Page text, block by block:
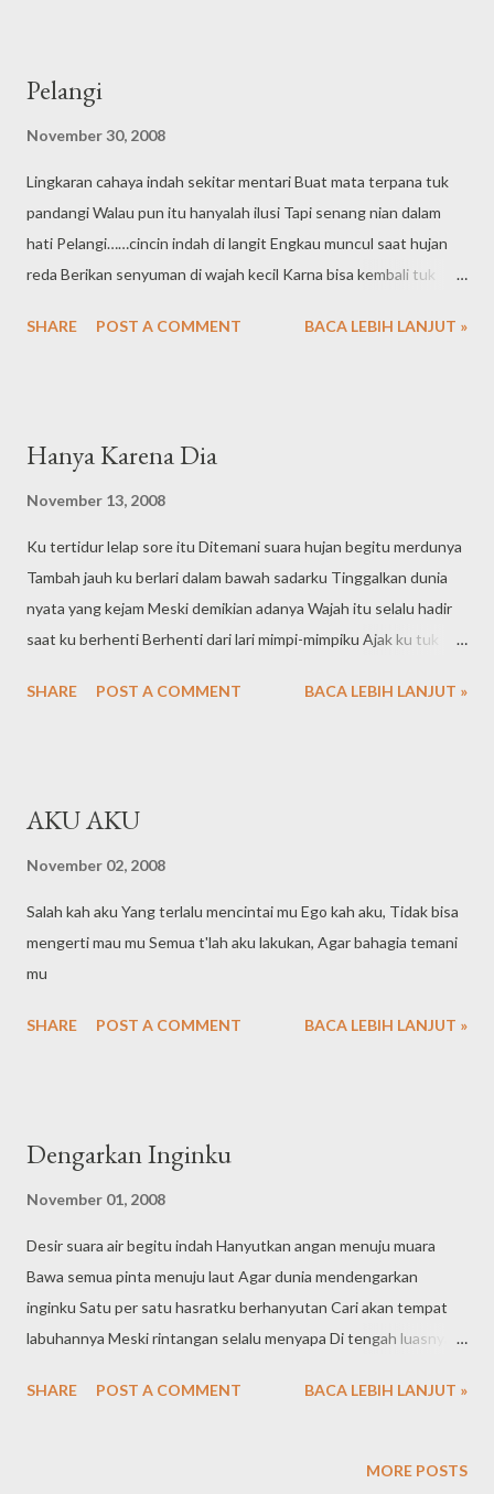
Pelangi
November 30, 2008
Lingkaran cahaya indah sekitar mentari Buat mata terpana tuk
pandangi Walau pun itu hanyalah ilusi Tapi senang nian dalam
hati Pelangi……cincin indah di langit Engkau muncul saat hujan
reda Berikan senyuman di wajah kecil Karna bisa kembali tuk
tuk sejenak
SHARE POST A COMMENT BACA LEBIH LANJUT »
Hanya Karena Dia
November 13, 2008
Ku tertidur lelap sore itu Ditemani suara hujan begitu merdunya
Tambah jauh ku berlari dalam bawah sadarku Tinggalkan dunia
nyata yang kejam Meski demikian adanya Wajah itu selalu hadir
saat ku berhenti Berhenti dari lari mimpi-mimpiku Ajak ku tuk
hadapi dunia nyata Agar ku bisa bersanding dengannya Tuk
SHARE POST A COMMENT BACA LEBIH LANJUT »
AKU AKU
November 02, 2008
Salah kah aku Yang terlalu mencintai mu Ego kah aku, Tidak bisa
mengerti mau mu Semua t'lah aku lakukan, Agar bahagia temani
mu
SHARE POST A COMMENT BACA LEBIH LANJUT »
Dengarkan Inginku
November 01, 2008
Desir suara air begitu indah Hanyutkan angan menuju muara
Bawa semua pinta menuju laut Agar dunia mendengarkan
inginku Satu per satu hasratku berhanyutan Cari akan tempat
labuhannya Meski rintangan selalu menyapa Di tengah luasnya
SHARE
POST A COMMENT BACA LEBIH LANJUT »
MORE POSTS